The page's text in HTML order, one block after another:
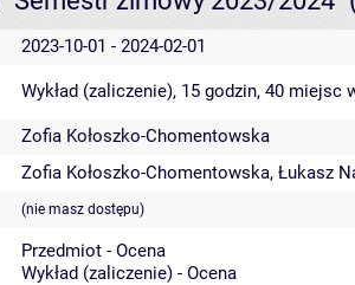
2023-10-01 - 2024-02-01
Wykład (zaliczenie), 15 godzin, 40 miejsc
Zofia Kołoszko-Chomentowska
Zofia Kołoszko-Chomentowska, Łukasz
(nie masz dostępu)
Przedmiot - Ocena
Wykład (zaliczenie) - Ocena